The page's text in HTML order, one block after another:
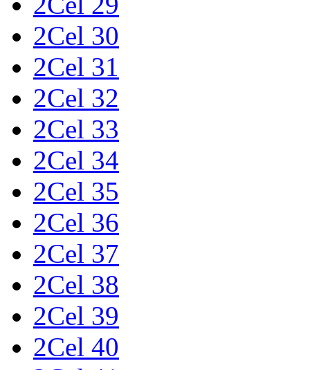
2Cel 30
2Cel 31
2Cel 32
2Cel 33
2Cel 34
2Cel 35
2Cel 36
2Cel 37
2Cel 38
2Cel 39
2Cel 40